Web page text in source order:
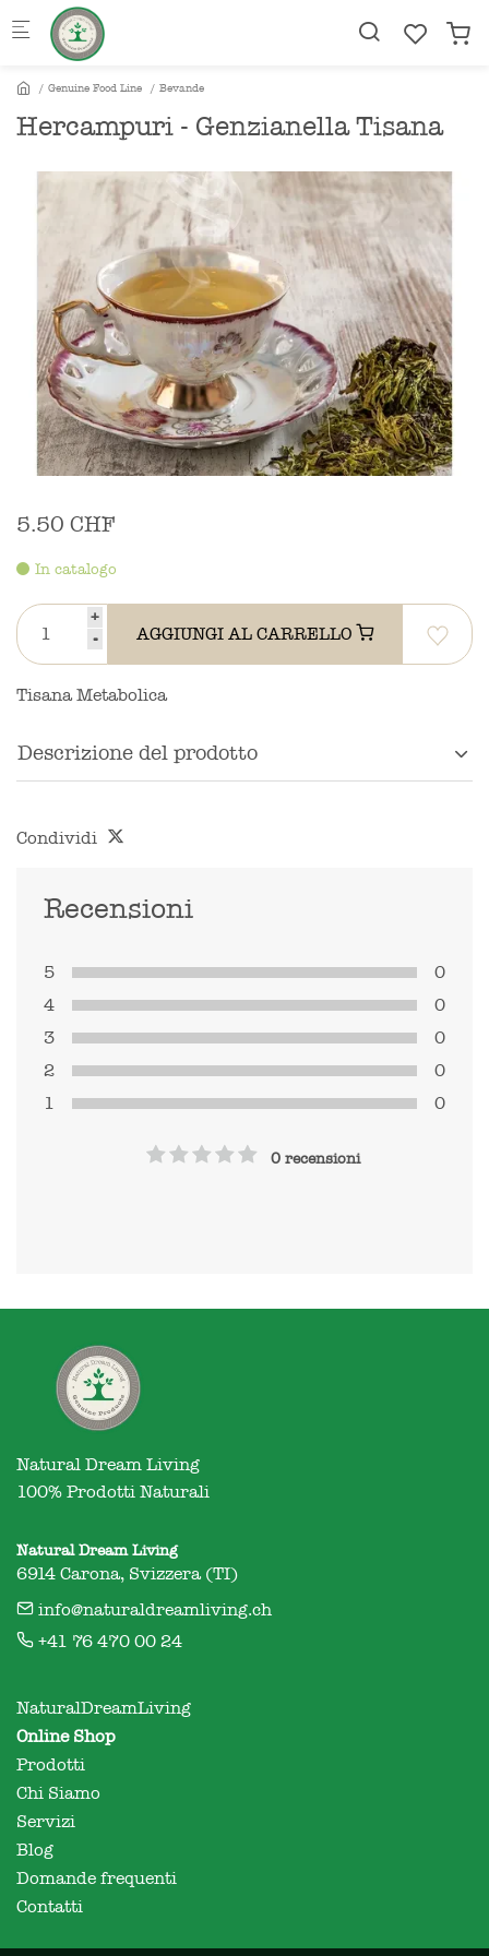
Skip to main content
Genuine Food Line Bevande
Hercampuri - Genzianella Tisana
5.50 CHF
In catalogo
+
-
AGGIUNGI AL CARRELLO
Tisana Metabolica
Descrizione del prodotto
Condividi
Recensioni
5
0
4
0
3
0
2
0
1
0
0 recensioni
Natural Dream Living
100% Prodotti Naturali
Natural Dream Living
6914 Carona, Svizzera (TI)
info@naturaldreamliving.ch
+41 76 470 00 24
NaturalDreamLiving
Online Shop
Prodotti
Chi Siamo
Servizi
Blog
Domande frequenti
Contatti